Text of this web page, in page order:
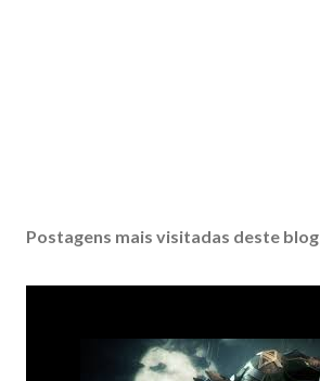
Postagens mais visitadas deste blog